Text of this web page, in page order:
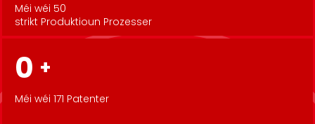
Méi wéi 50
strikt Produktioun Prozesser
0 +
Méi wéi 171 Patenter